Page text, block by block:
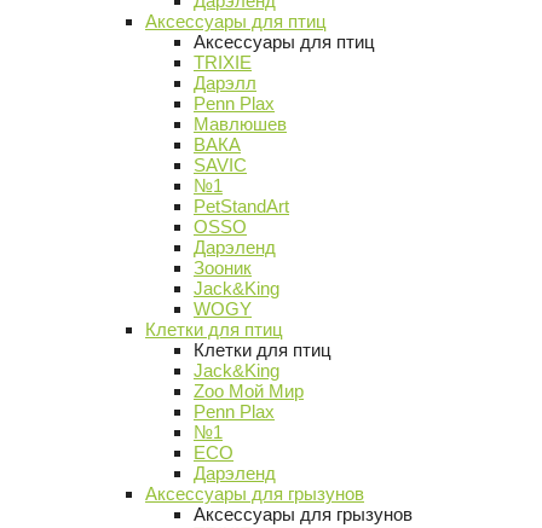
Аксессуары для птиц
Аксессуары для птиц
TRIXIE
Дарэлл
Penn Plax
Мавлюшев
ВАКА
SAVIC
№1
PetStandArt
OSSO
Дарэленд
Зооник
Jack&King
WOGY
Клетки для птиц
Клетки для птиц
Jack&King
Zoo Мой Мир
Penn Plax
№1
ECO
Дарэленд
Аксессуары для грызунов
Аксессуары для грызунов